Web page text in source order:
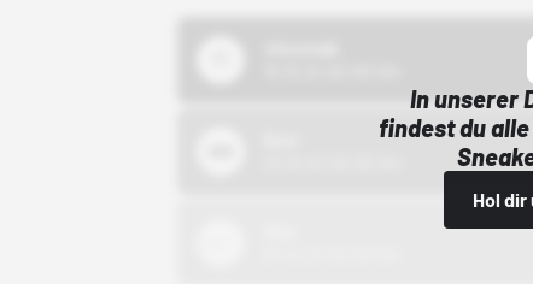
In unserer
findest du
Hol dir